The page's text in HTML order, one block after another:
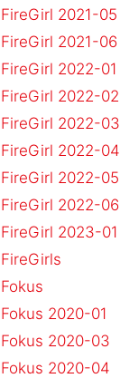
FireGirl 2021-05
FireGirl 2021-06
FireGirl 2022-01
FireGirl 2022-02
FireGirl 2022-03
FireGirl 2022-04
FireGirl 2022-05
FireGirl 2022-06
FireGirl 2023-01
FireGirls
Fokus
Fokus 2020-01
Fokus 2020-03
Fokus 2020-04